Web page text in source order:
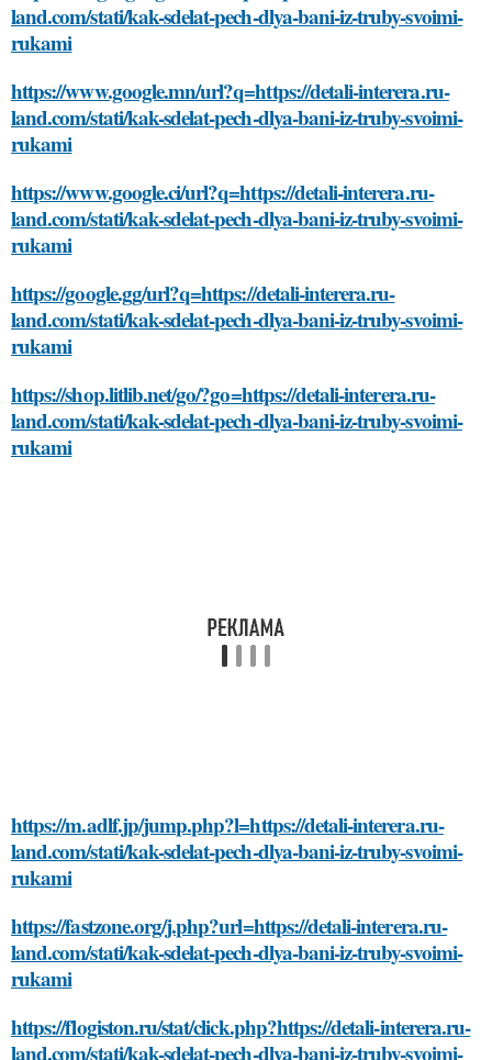
land.com/stati/kak-sdelat-pech-dlya-bani-iz-truby-svoimi-
rukami
https://www.google.mn/url?q=https://detali-interera.ru-
land.com/stati/kak-sdelat-pech-dlya-bani-iz-truby-svoimi-
rukami
https://www.google.ci/url?q=https://detali-interera.ru-
land.com/stati/kak-sdelat-pech-dlya-bani-iz-truby-svoimi-
rukami
https://google.gg/url?q=https://detali-interera.ru-
land.com/stati/kak-sdelat-pech-dlya-bani-iz-truby-svoimi-
rukami
https://shop.litlib.net/go/?go=https://detali-interera.ru-
land.com/stati/kak-sdelat-pech-dlya-bani-iz-truby-svoimi-
rukami
https://m.adlf.jp/jump.php?l=https://detali-interera.ru-
land.com/stati/kak-sdelat-pech-dlya-bani-iz-truby-svoimi-
rukami
https://fastzone.org/j.php?url=https://detali-interera.ru-
land.com/stati/kak-sdelat-pech-dlya-bani-iz-truby-svoimi-
rukami
https://flogiston.ru/stat/click.php?https://detali-interera.ru-
land.com/stati/kak-sdelat-pech-dlya-bani-iz-truby-svoimi-